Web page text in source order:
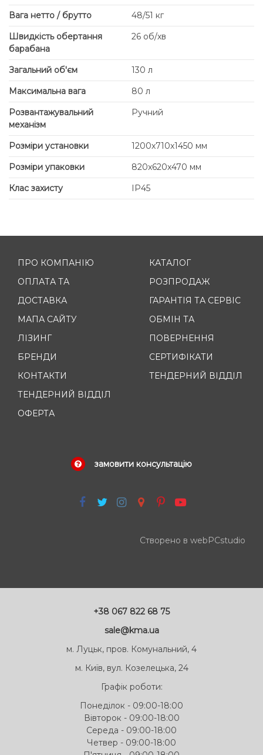
Вага нетто / брутто
48/51 кг
Швидкість обертання
барабана
26 об/хв
Загальний об'єм
130 л
Максимальна вага
80 л
Розвантажувальний
механізм
Ручний
Розміри установки
1200x710x1450 мм
Розміри упаковки
820x620x470 мм
Клас захисту
IP45
ПРО КОМПАНІЮ
ОПЛАТА ТА
ДОСТАВКА
МАПА САЙТУ
ЛІЗИНГ
БРЕНДИ
КОНТАКТИ
ТЕНДЕРНИЙ ВІДДІЛ
ОФЕРТА
КАТАЛОГ
РОЗПРОДАЖ
ГАРАНТІЯ ТА СЕРВІС
ОБМІН ТА
ПОВЕРНЕННЯ
СЕРТИФІКАТИ
ТЕНДЕРНИЙ ВІДДІЛ
замовити консультацію
Створено в webPCstudio
+38 067 822 68 75
sale@kma.ua
м. Луцьк, пров. Комунальний, 4
м. Київ, вул. Козелецька, 24
Графік роботи:
Понеділок - 09:00-18:00
Вівторок - 09:00-18:00
Середа - 09:00-18:00
Четвер - 09:00-18:00